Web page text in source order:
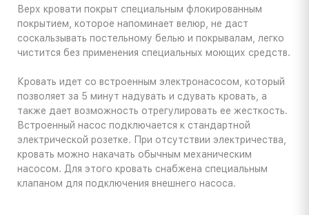
Верх кровати покрыт специальным флокированным
покрытием, которое напоминает велюр, не даст
соскальзывать постельному белью и покрывалам, легко
чистится без применения специальных моющих средств.
Кровать идет со встроенным электронасосом, который
позволяет за 5 минут надувать и сдувать кровать, а
также дает возможность отрегулировать ее жесткость.
Встроенный насос подключается к стандартной
электрической розетке. При отсутствии электричества,
кровать можно накачать обычным механическим
насосом. Для этого кровать снабжена специальным
клапаном для подключения внешнего насоса.